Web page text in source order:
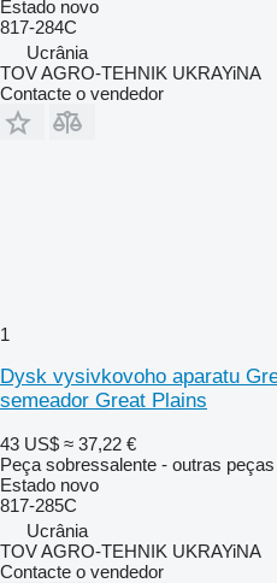
Estado novo
817-284C
Ucrânia
TOV AGRO-TEHNIK UKRAYiNA
Contacte o vendedor
1
Dysk vysivkovoho aparatu
semeador Great Plains
43 US$ ≈ 37,22 €
Peça sobressalente - outras
Estado novo
817-285C
Ucrânia
TOV AGRO-TEHNIK UKRAYiNA
Contacte o vendedor